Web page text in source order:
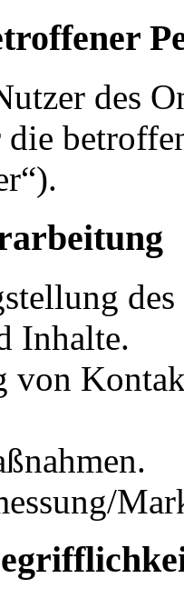
des
Inhalte.
von